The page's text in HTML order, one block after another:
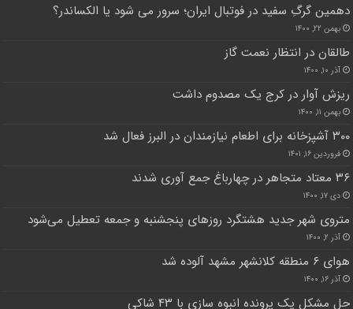
دهمین گرگِ سفید در فوتبال ایران؛ سرور می شود یا الکساندر؟
بهمن ۲۲, ۱۴۰۰
طالقان در انتظار نعمت گاز
آذر ۱۰, ۱۴۰۰
ریزش آوار در کرج یک مصدوم داشت
بهمن ۱۱, ۱۴۰۰
۳۰۰ آشپزخانه برای اطعام نیازمندان در البرز فعال شد
فروردین ۱۶, ۱۴۰۱
۳۶ معتاد متجاهر در چهارباغ جمع آوری شدند
دی ۱۷, ۱۴۰۰
متروی شهر جدید هشتگرد روزهای پنجشنبه و جمعه تعطیل می‌شود
آذر ۲, ۱۴۰۰
هوای ۶ منطقه کلانشهر مشهد آلوده شد
آذر ۱۶, ۱۴۰۰
حل مشکل یک پرونده انبوه سازی با ۴۳ شاکی